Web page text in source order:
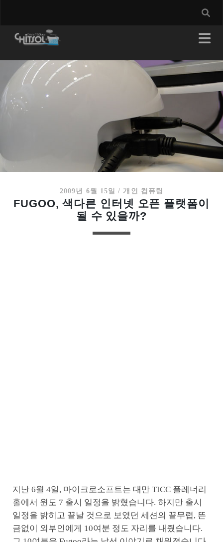
2009년 6월 15일 / 개인 컴퓨팅
FUGOO, 색다른 인터넷 오픈 플랫폼이
될 수 있을까?
지난 6월 4일, 마이크로소프트는 대만 TICC 플레너리
홀에서 윈도 7 출시 일정을 밝혔습니다. 하지만 출시
일정을 밝히고 끝날 것으로 보였던 세션의 끝무렵, 뜬
금없이 외부인에게 10여분 정도 자리를 내줬습니다.